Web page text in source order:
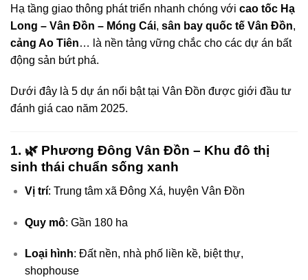
Hạ tầng giao thông phát triển nhanh chóng với cao tốc Hạ
Long – Vân Đồn – Móng Cái, sân bay quốc tế Vân Đồn,
cảng Ao Tiên… là nền tảng vững chắc cho các dự án bất
động sản bứt phá.
Dưới đây là 5 dự án nổi bật tại Vân Đồn được giới đầu tư
đánh giá cao năm 2025.
1. 🌿 Phương Đông Vân Đồn – Khu đô thị
sinh thái chuẩn sống xanh
Vị trí: Trung tâm xã Đông Xá, huyện Vân Đồn
Quy mô: Gần 180 ha
Loại hình: Đất nền, nhà phố liền kề, biệt thự,
shophouse